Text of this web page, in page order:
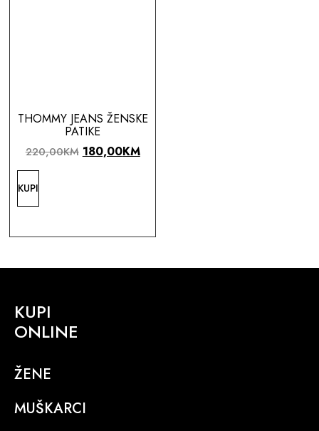
THOMMY JEANS ŽENSKE
PATIKE
220,00KM 180,00KM
KUPI
KUPI
ONLINE
ŽENE
MUŠKARCI